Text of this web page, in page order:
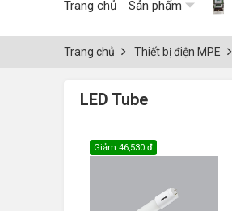
Trang chủ Sản phẩm
Trang chủ Thiết bị điện MPE
LED Tube
Giảm 46,530 đ